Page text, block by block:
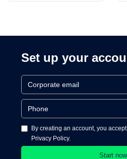
Set up your
By creating an account, you
Privacy Policy.